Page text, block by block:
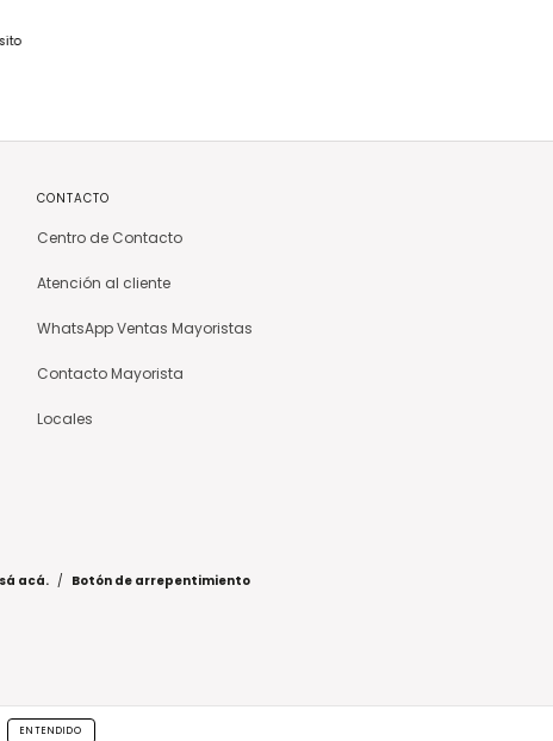
ENTENDIDO
CONTACTO
Centro de Contacto
Atención al cliente
WhatsApp Ventas Mayoristas
Contacto Mayorista
Locales
acá. / Botón de arrepentimiento